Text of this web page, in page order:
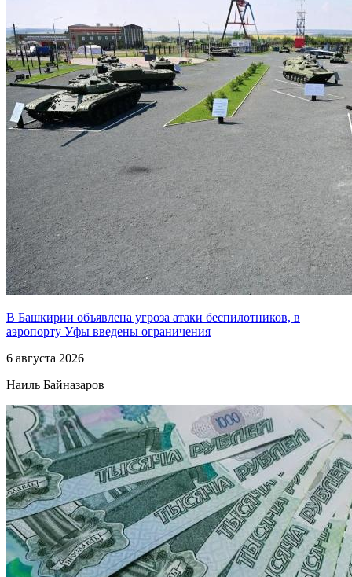
В Башкирии объявлена угроза атаки беспилотников, в
аэропорту Уфы введены ограничения
6 августа 2026
Наиль Байназаров